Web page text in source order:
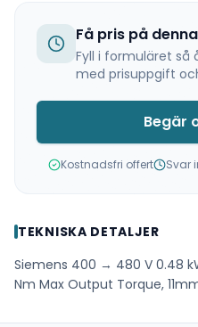
Få pris på
Fyll i formuläret så
med prisuppgift
Begär
Kostnadsfri offert Svar
TEKNISKA DETALJER
Siemens 400 → 480 V 0.48
Nm Max Output Torque,